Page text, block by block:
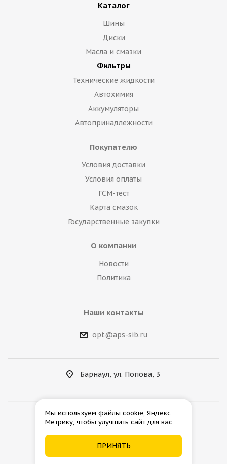
Каталог
Шины
Диски
Масла и смазки
Фильтры
Технические жидкости
Автохимия
Аккумуляторы
Автопринадлежности
Покупателю
Условия доставки
Условия оплаты
ГСМ-тест
Карта смазок
Государственные закупки
О компании
Новости
Политика
Наши контакты
opt@aps-sib.ru
Барнаул, ул. Попова, 3
2026 © АгроПромСнаб
Мы используем файлы cookie, Яндекс
Метрику, чтобы улучшить сайт для вас
ПРИНЯТЬ